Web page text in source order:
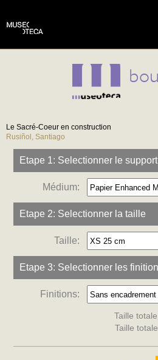
Le Sacré-Coeur en construction
Rusiñol, Santiago
Etape 1: Selectionner le support
Médium:
Etape 2: Selectionner la taille
Taille:
Etape 3: Selectionner les
Finitions:
Taille
Taille